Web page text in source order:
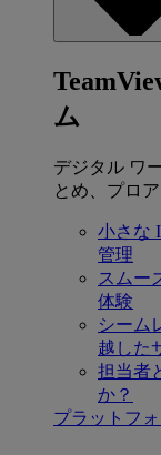
ム
デジタル ワ
とめ、プロ
小さな
管理
スムー
体験
シーム
越した
担当者
か？
プラットフ